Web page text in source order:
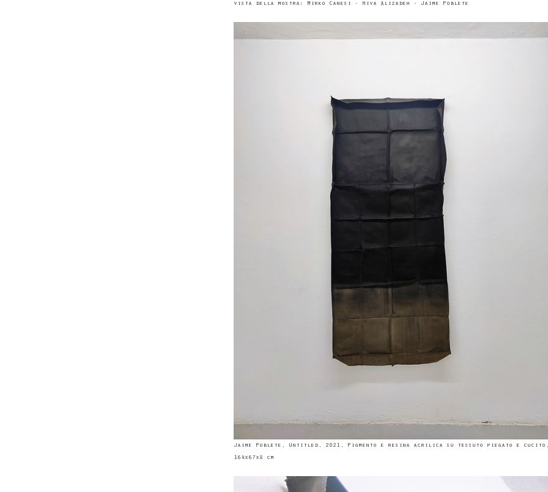
vista della mostra: Mirko Canesi - Hiva Alizadeh - Jaime Poblete
Jaime Poblete, Untitled, 2021, Pigmento e resina acrilica su tessuto piegato e
164x67x8 cm